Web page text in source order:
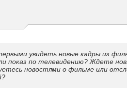
увидеть новые кадры из
показ по телевидению? Ждете
новостями о фильме или